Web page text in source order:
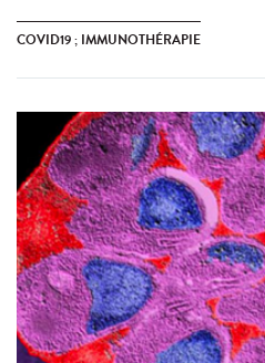
COVID19 ; IMMUNOTHÉRAPIE